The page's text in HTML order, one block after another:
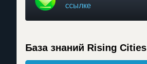
ссылке
База знаний Rising Cities